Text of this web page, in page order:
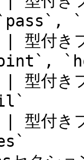
型付
付き
付き